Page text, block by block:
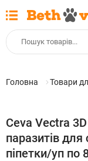
Головна Товари
Ceva Vectra 3D
паразитів
піпетки/уп по